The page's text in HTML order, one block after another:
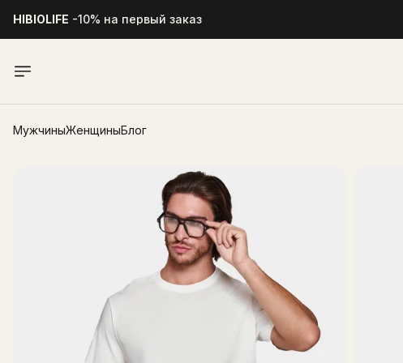
HIBIOLIFE -10% на первый заказ
МужчиныЖенщиныБлог